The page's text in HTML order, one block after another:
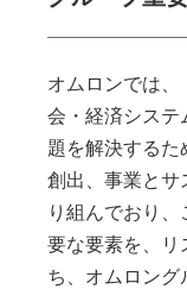
オムロンでは、
会・経済システ
題を解決するた
創出、事業とサ
り組んでおり
要な要素を、リ
ち、オムロン